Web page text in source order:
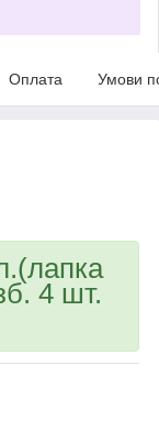
Оплата Умови
4 шт.